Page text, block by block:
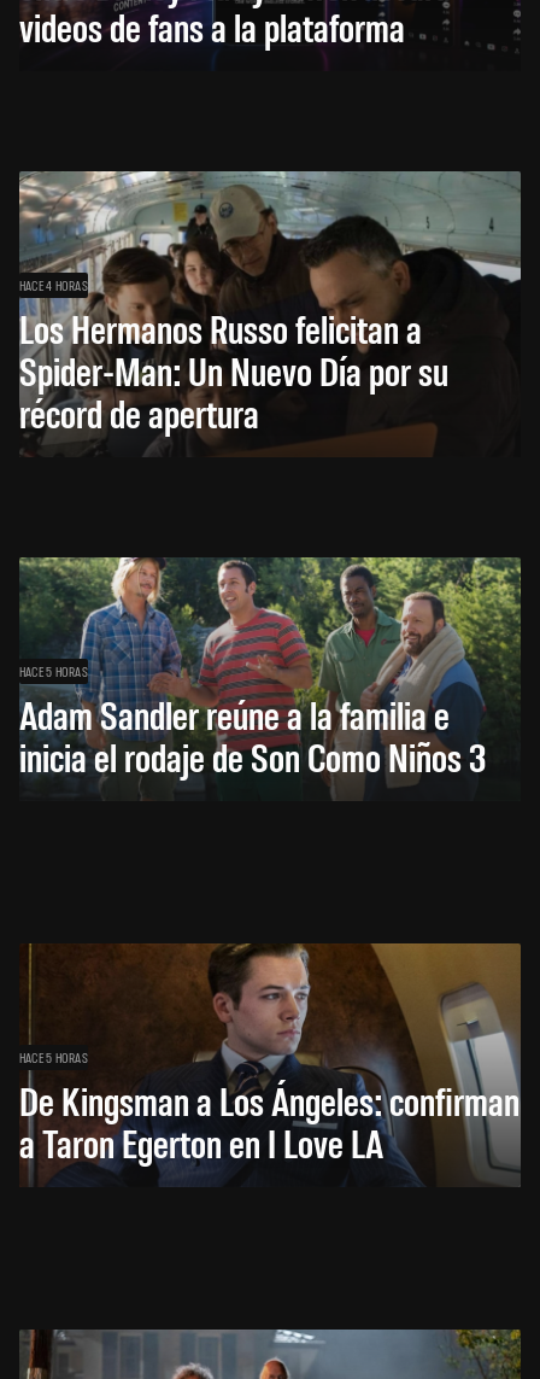
videos de fans a la plataforma
HACE 4 HORAS
Los Hermanos Russo felicitan a
Spider-Man: Un Nuevo Día por su
récord de apertura
HACE 5 HORAS
Adam Sandler reúne a la familia e
inicia el rodaje de Son Como Niños 3
HACE 5 HORAS
De Kingsman a Los Ángeles: confirman
a Taron Egerton en I Love LA